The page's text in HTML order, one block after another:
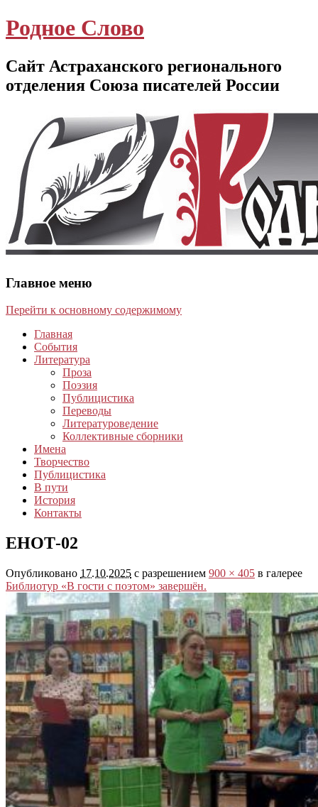
Родное Слово
Сайт Астраханского регионального
отделения Союза писателей России
Главное меню
Перейти к основному содержимому
Главная
События
Литература
Проза
Поэзия
Публицистика
Переводы
Литературоведение
Коллективные сборники
Имена
Творчество
Публицистика
В пути
История
Контакты
ЕНОТ-02
Опубликовано 17.10.2025 с разрешением 900 × 405 в галерее
Библиотур «В гости с поэтом» завершён.